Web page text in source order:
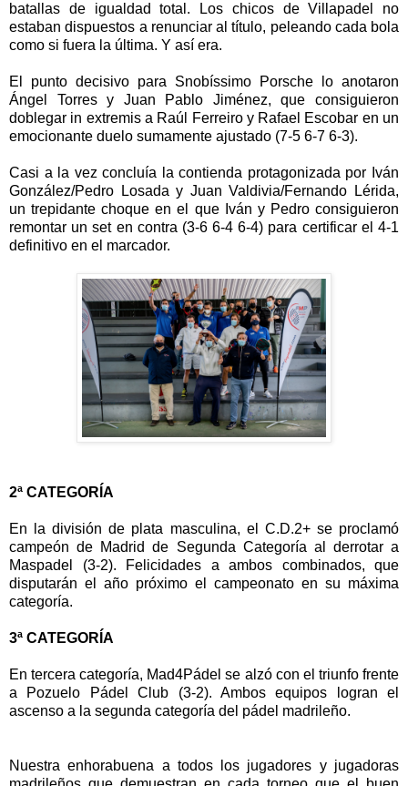
batallas de igualdad total. Los chicos de Villapadel no
estaban dispuestos a renunciar al título, peleando cada bola
como si fuera la última. Y así era.
El punto decisivo para Snobíssimo Porsche lo anotaron
Ángel Torres y Juan Pablo Jiménez, que consiguieron
doblegar in extremis a Raúl Ferreiro y Rafael Escobar en un
emocionante duelo sumamente ajustado (7-5 6-7 6-3).
Casi a la vez concluía la contienda protagonizada por Iván
González/Pedro Losada y Juan Valdivia/Fernando Lérida,
un trepidante choque en el que Iván y Pedro consiguieron
remontar un set en contra (3-6 6-4 6-4) para certificar el 4-1
definitivo en el marcador.
2ª CATEGORÍA
En la división de plata masculina, el C.D.2+ se proclamó
campeón de Madrid de Segunda Categoría al derrotar a
Maspadel (3-2). Felicidades a ambos combinados, que
disputarán el año próximo el campeonato en su máxima
categoría.
3ª CATEGORÍA
En tercera categoría, Mad4Pádel se alzó con el triunfo frente
a Pozuelo Pádel Club (3-2). Ambos equipos logran el
ascenso a la segunda categoría del pádel madrileño.
Nuestra enhorabuena a todos los jugadores y jugadoras